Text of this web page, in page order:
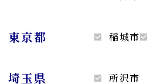
東京都 稲城市
埼玉県 所沢市